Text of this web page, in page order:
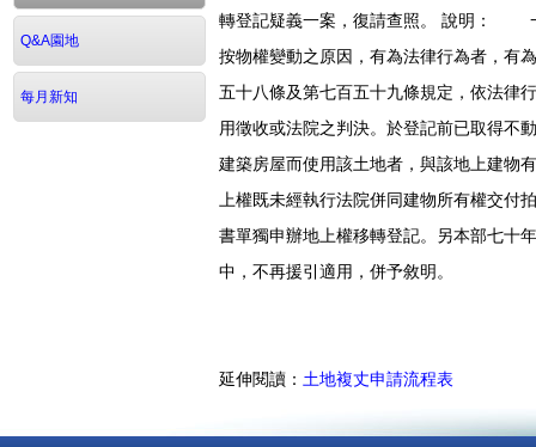
Q&A園地
每月新知
轉登記疑義一案，復請查照。 說明：
按物權變動之原因，有為法律行為者，有
五十八條及第七百五十九條規定，依法律
用徵收或法院之判決。於登記前已取得
建築房屋而使用該土地者，與該地上建物
上權既未經執行法院併同建物所有權交付
書單獨申辦地上權移轉登記。另本部七十
中，不再援引適用，併予敘明。
延伸閱讀： 土地複丈申請流程表